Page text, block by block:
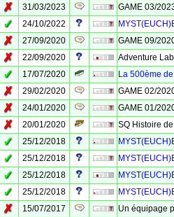
✗ 31/03/2023
GAME 03/
✓ 24/10/2022
✗ 27/09/2020
GAME 09/
✗ 22/09/2020
Adventure
✓ 17/07/2020
La 500ème
✗ 29/02/2020
GAME 02/
✗ 24/01/2020
GAME 01/
✗ 20/01/2020
SQ Histoire
✓ 25/12/2018
✓ 25/12/2018
✓ 25/12/2018
✓ 25/12/2018
✗ 15/07/2017
Un équipage